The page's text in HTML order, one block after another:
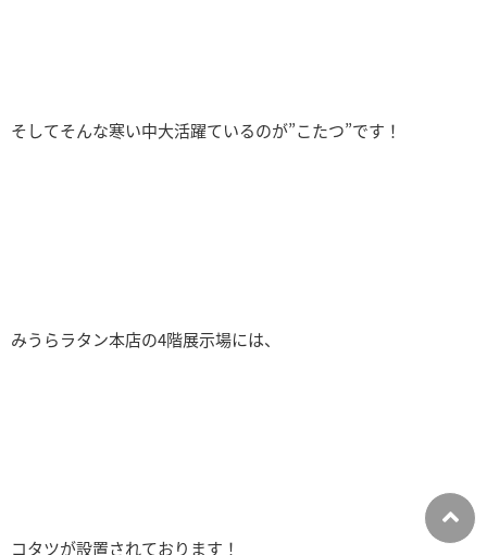
そしてそんな寒い中大活躍ているのが”こたつ”です！
みうらラタン本店の4階展示場には、
コタツが設置されております！